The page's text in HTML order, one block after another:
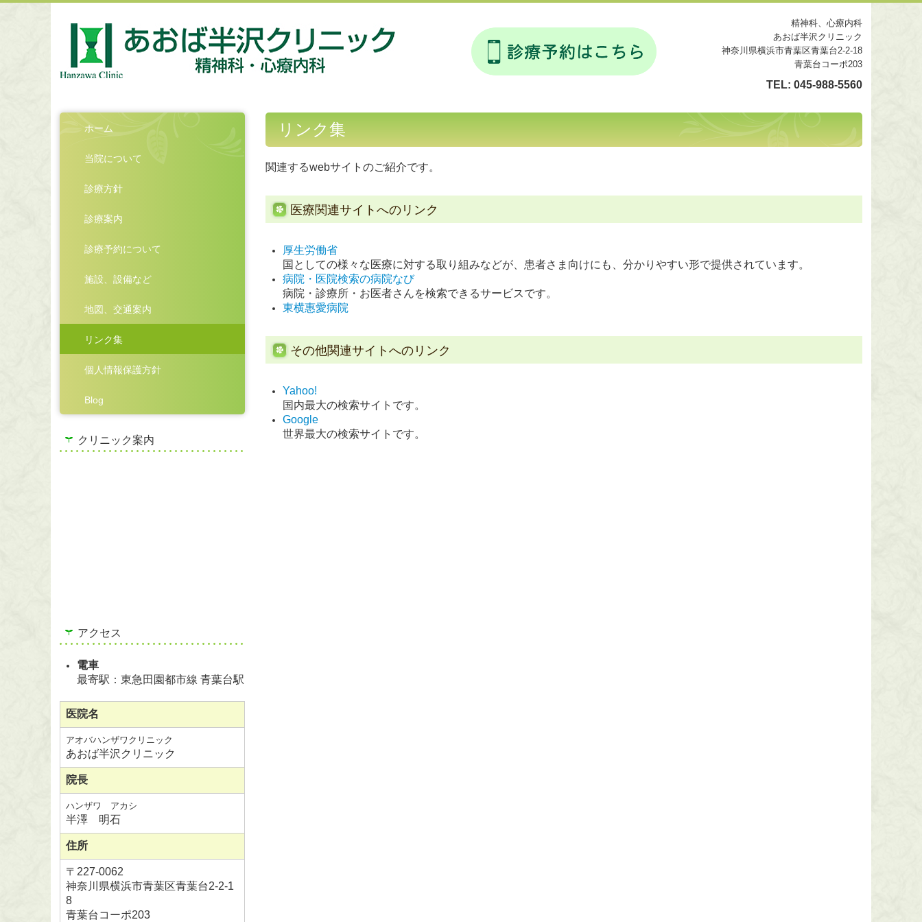
精神科、心療内科
あおば半沢クリニック
神奈川県横浜市青葉区青葉台2-2-18
青葉台コーポ203
TEL: 045-988-5560
ホーム
当院について
診療方針
診療案内
診療予約について
施設、設備など
地図、交通案内
リンク集
個人情報保護方針
Blog
クリニック案内
アクセス
電車
最寄駅：東急田園都市線 青葉台駅
医院名
アオバハンザワクリニック
あおば半沢クリニック
院長
ハンザワ アカシ
半澤 明石
住所
〒 227-0062
神奈川県横浜市青葉区青葉台2-2-1
8
青葉台コーポ203
リンク集
関連するwebサイトのご紹介です。
医療関連サイトへのリンク
厚生労働省
国としての様々な医療に対する取り組みなどが、患者さま向けにも、分かりやすい形で提供されています。
病院・医院検索の病院なび
病院・診療所・お医者さんを検索できるサービスです。
東横惠愛病院
その他関連サイトへのリンク
Yahoo!
国内最大の検索サイトです。
Google
世界最大の検索サイトです。